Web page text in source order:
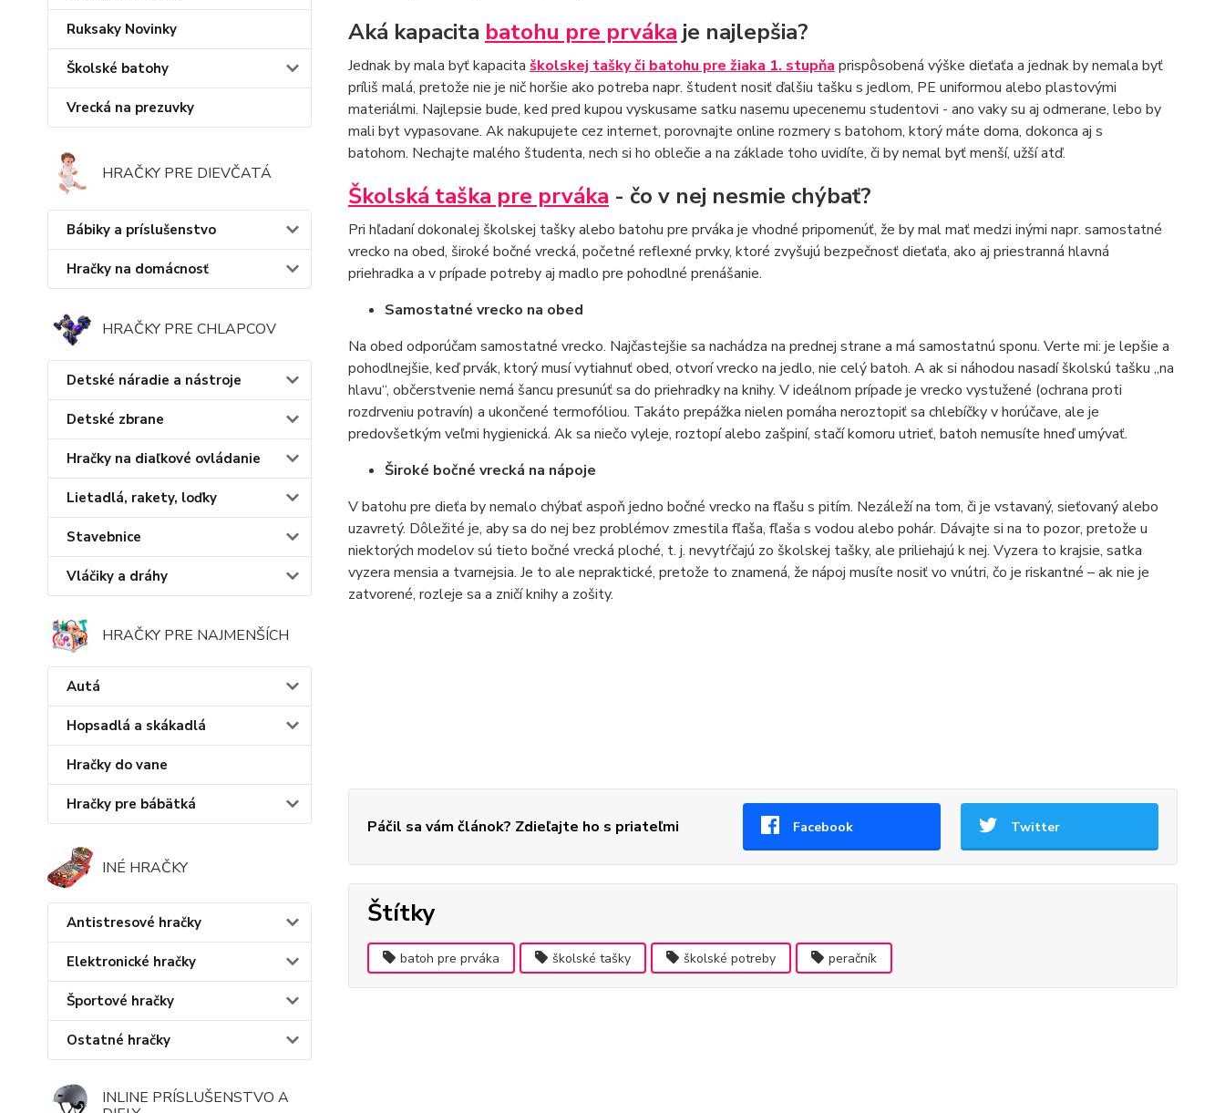
Ruksaky Novinky
Školské batohy
Vrecká na prezuvky
HRAČKY PRE DIEVČATÁ
Bábiky a príslušenstvo
Hračky na domácnosť
HRAČKY PRE CHLAPCOV
Detské náradie a nástroje
Detské zbrane
Hračky na diaľkové ovládanie
Lietadlá, rakety, loďky
Stavebnice
Vláčiky a dráhy
HRAČKY PRE NAJMENŠÍCH
Autá
Hopsadlá a skákadlá
Hračky do vane
Hračky pre bábätká
INÉ HRAČKY
Antistresové hračky
Elektronické hračky
Športové hračky
Ostatné hračky
INLINE PRÍSLUŠENSTVO A
Aká kapacita batohu pre prváka je najlepšia?
Jednak by mala byť kapacita školskej tašky či batohu pre žiaka 1. stupňa prispôsobená výške dieťaťa a jednak by nemala byť
príliš malá, pretože nie je nič horšie ako potreba napr. študent nosiť ďalšiu tašku s jedlom, PE uniformou alebo plastovými
materiálmi. Najlepsie bude, ked pred kupou vyskusame satku nasemu upecenemu studentovi - ano vaky su aj odmerane, lebo by
mali byt vypasovane. Ak nakupujete cez internet, porovnajte online rozmery s batohom, ktorý máte doma, dokonca aj s
batohom. Nechajte malého študenta, nech si ho oblečie a na základe toho uvidíte, či by nemal byť menší, užší atď.
Školská taška pre prváka - čo v nej nesmie chýbať?
Pri hľadaní dokonalej školskej tašky alebo batohu pre prváka je vhodné pripomenúť, že by mal mať medzi inými napr. samostatné
vrecko na obed, široké bočné vrecká, početné reflexné prvky, ktoré zvyšujú bezpečnosť dieťaťa, ako aj priestranná hlavná
priehradka a v prípade potreby aj madlo pre pohodlné prenášanie.
Samostatné vrecko na obed
Na obed odporúčam samostatné vrecko. Najčastejšie sa nachádza na prednej strane a má samostatnú sponu. Verte mi: je lepšie a
pohodlnejšie, keď prvák, ktorý musí vytiahnuť obed, otvorí vrecko na jedlo, nie celý batoh. A ak si náhodou nasadí školskú tašku „na
hlavu“, občerstvenie nemá šancu presunúť sa do priehradky na knihy. V ideálnom prípade je vrecko vystužené (ochrana proti
rozdrveniu potravín) a ukončené termofóliou. Takáto prepážka nielen pomáha neroztopiť sa chlebíčky v horúčave, ale je
predovšetkým veľmi hygienická. Ak sa niečo vyleje, roztopí alebo zašpiní, stačí komoru utrieť, batoh nemusíte hneď umývať.
Široké bočné vrecká na nápoje
V batohu pre dieťa by nemalo chýbať aspoň jedno bočné vrecko na fľašu s pitím. Nezáleží na tom, či je vstavaný, sieťovaný alebo
uzavretý. Dôležité je, aby sa do nej bez problémov zmestila fľaša, fľaša s vodou alebo pohár. Dávajte si na to pozor, pretože u
niektorých modelov sú tieto bočné vrecká ploché, t. j. nevytŕčajú zo školskej tašky, ale priliehajú k nej. Vyzera to krajsie, satka
vyzera mensia a tvarnejsia. Je to ale nepraktické, pretože to znamená, že nápoj musíte nosiť vo vnútri, čo je riskantné – ak nie je
zatvorené, rozleje sa a zničí knihy a zošity.
Páčil sa vám článok? Zdieľajte ho s priateľmi Facebook Twitter
Štítky
batoh pre prváka školské tašky školské potreby peračník